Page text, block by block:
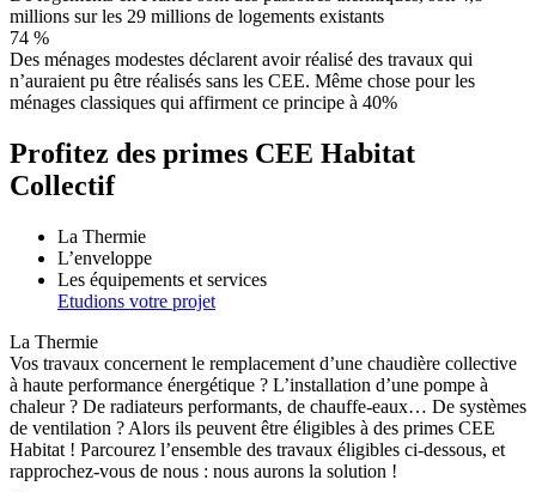
millions sur les 29 millions de logements existants
74 %
Des ménages modestes déclarent avoir réalisé des travaux qui
n’auraient pu être réalisés sans les CEE. Même chose pour les
ménages classiques qui affirment ce principe à 40%
Profitez des primes CEE Habitat
Collectif
La Thermie
L’enveloppe
Les équipements et services
Etudions votre projet
La Thermie
Vos travaux concernent le remplacement d’une chaudière collective
à haute performance énergétique ? L’installation d’une pompe à
chaleur ? De radiateurs performants, de chauffe-eaux… De systèmes
de ventilation ? Alors ils peuvent être éligibles à des primes CEE
Habitat ! Parcourez l’ensemble des travaux éligibles ci-dessous, et
rapprochez-vous de nous : nous aurons la solution !